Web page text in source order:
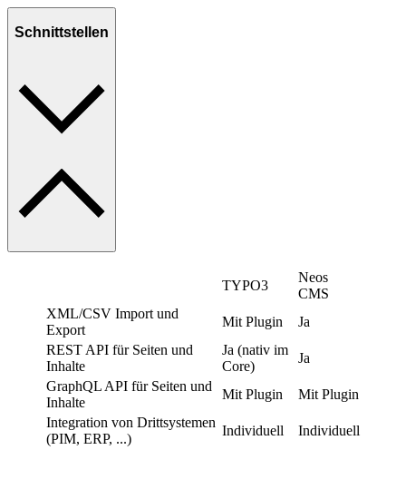
Schnittstellen
TYPO3
Neos
CMS
XML/CSV Import und
Export
Mit Plugin
Ja
REST API für Seiten und
Inhalte
Ja (nativ im
Core)
Ja
GraphQL API für Seiten und
Inhalte
Mit Plugin
Mit Plugin
Integration von Drittsystemen
(PIM, ERP, ...)
Individuell Individuell